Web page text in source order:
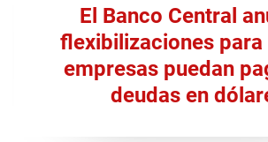
El Banco Central
flexibilizaciones para
empresas puedan
deudas en